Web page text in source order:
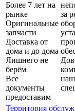
Более 7 лет на
рынке
Оригинальные
запчасти
Доставка от
дома и до дома
Лишнего не
берём
Все
документы
предоставим
за
Территория